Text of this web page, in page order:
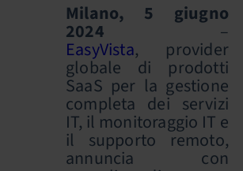
Milano, 5 giugno
2024 –
EasyVista, provider
globale di prodotti
SaaS per la gestione
completa dei servizi
IT, il monitoraggio IT e
il supporto remoto,
annuncia con